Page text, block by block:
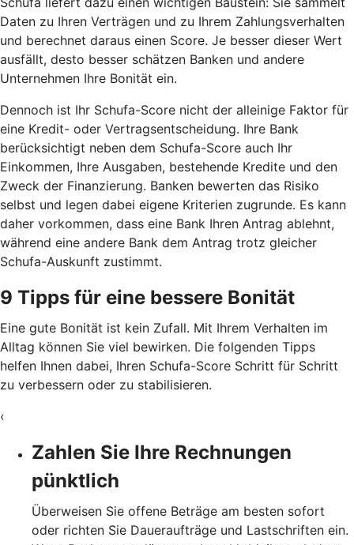
Daten zu Ihren Verträgen und zu Ihrem Zahlungsverhalten
und berechnet daraus einen Score. Je besser dieser Wert
ausfällt, desto besser schätzen Banken und andere
Unternehmen Ihre Bonität ein.
Dennoch ist Ihr Schufa-Score nicht der alleinige Faktor für
eine Kredit- oder Vertragsentscheidung. Ihre Bank
berücksichtigt neben dem Schufa-Score auch Ihr
Einkommen, Ihre Ausgaben, bestehende Kredite und den
Zweck der Finanzierung. Banken bewerten das Risiko
selbst und legen dabei eigene Kriterien zugrunde. Es kann
daher vorkommen, dass eine Bank Ihren Antrag ablehnt,
während eine andere Bank dem Antrag trotz gleicher
Schufa-Auskunft zustimmt.
9 Tipps für eine bessere Bonität
Eine gute Bonität ist kein Zufall. Mit Ihrem Verhalten im
Alltag können Sie viel bewirken. Die folgenden Tipps
helfen Ihnen dabei, Ihren Schufa-Score Schritt für Schritt
zu verbessern oder zu stabilisieren.
‹
Zahlen Sie Ihre Rechnungen
pünktlich
Überweisen Sie offene Beträge am besten sofort
oder richten Sie Daueraufträge und Lastschriften ein.